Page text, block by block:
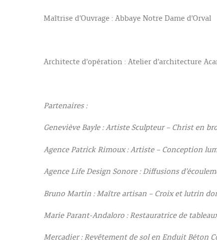
Maîtrise d’Ouvrage : Abbaye Notre Dame d’Orval
Architecte d’opération : Atelier d’architecture
Partenaires :
Geneviève Bayle : Artiste Sculpteur – Christ en
Agence Patrick Rimoux : Artiste – Conception
Agence Life Design Sonore : Diffusions
Bruno Martin : Maître artisan – Croix et lutrin
Marie Parant-Andaloro : Restauratrice de
Mercadier : Revêtement de sol en Enduit Béton